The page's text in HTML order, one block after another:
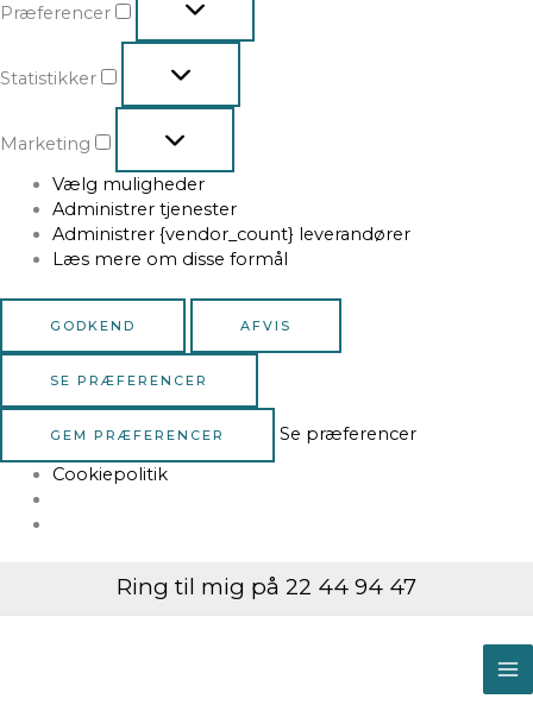
Præferencer
Statistikker
Marketing
Vælg muligheder
Administrer tjenester
Administrer {vendor_count} leverandører
Læs mere om disse formål
GODKEND AFVIS
SE PRÆFERENCER
GEM PRÆFERENCER
Se præferencer
Cookiepolitik
Ring til mig på 22 44 94 47